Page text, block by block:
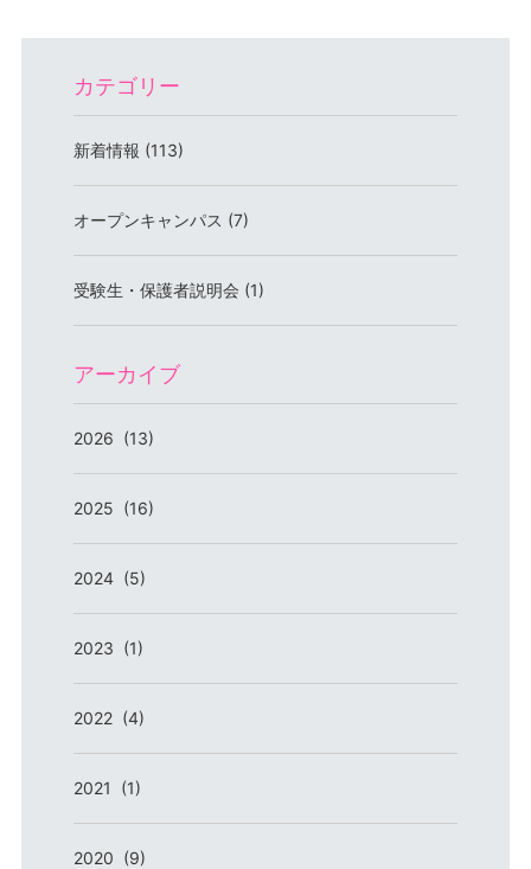
カテゴリー
新着情報 (113)
オープンキャンパス (7)
受験生・保護者説明会 (1)
アーカイブ
2026 (13)
2025 (16)
2024 (5)
2023 (1)
2022 (4)
2021 (1)
2020 (9)